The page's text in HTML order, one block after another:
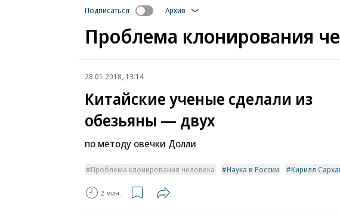
Подписаться Архив
Проблема клонирования
28.01.2018, 13:14
Китайские ученые сделали из
обезьяны — двух
по методу овечки Долли
Проблема клонирования человека Наука в России Кирилл
2 мин.